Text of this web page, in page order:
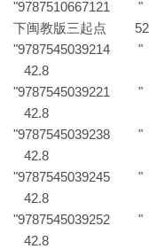
"9787510667121 "
下闽教版三起点
"9787545039214 "
42.8
"9787545039221 "
42.8
"9787545039238 "
42.8
"9787545039245 "
42.8
"9787545039252 "
42.8